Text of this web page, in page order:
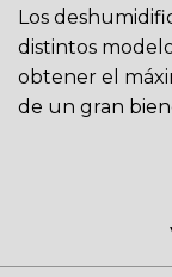
Los
distintos
obtener el
de un gran